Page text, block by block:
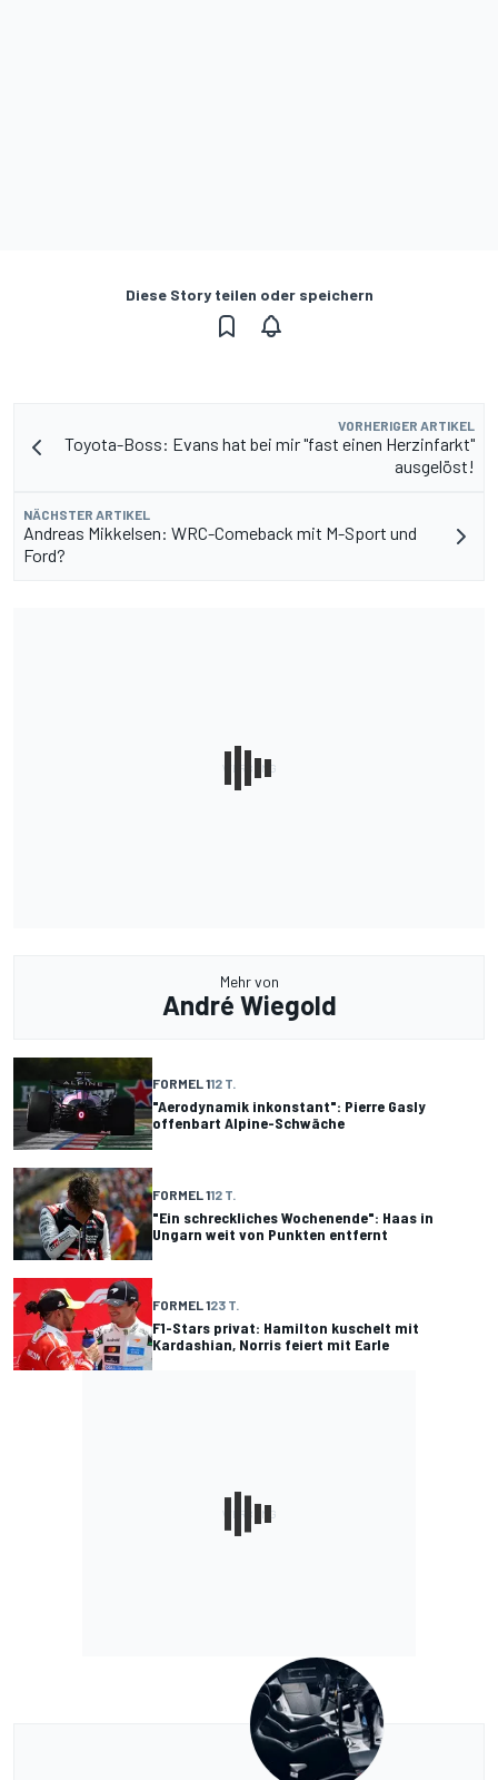
Diese Story teilen oder speichern
VORHERIGER ARTIKEL
Toyota-Boss: Evans hat bei mir "fast einen Herzinfarkt"
ausgelöst!
NÄCHSTER ARTIKEL
Andreas Mikkelsen: WRC-Comeback mit M-Sport und
Ford?
Mehr von
André Wiegold
FORMEL 112 T.
"Aerodynamik inkonstant": Pierre Gasly
offenbart Alpine-Schwäche
FORMEL 112 T.
"Ein schreckliches Wochenende": Haas in
Ungarn weit von Punkten entfernt
FORMEL 123 T.
F1-Stars privat: Hamilton kuschelt mit
Kardashian, Norris feiert mit Earle